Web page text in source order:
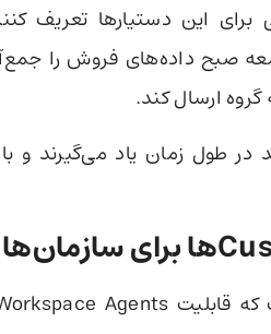
برای این دستیارها تعریف
صبح داده‌های فروش را
گروه ارسال کند.
طول زمان یاد می‌گیرند و با